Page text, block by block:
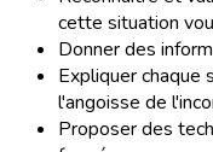
cette situation
Donner des
Expliquer chaque
l'angoisse de
Proposer des